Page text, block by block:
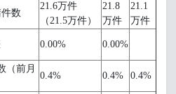
数
21.6万件
（21.5万件）
21.8
万件
21.1
万件
0.00% 0.00%
（前月
0.4% 0.4% 0.4%